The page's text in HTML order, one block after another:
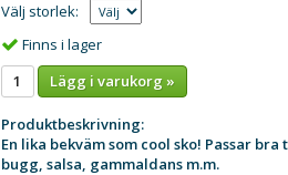
Välj storlek:
Finns i lager
Lägg i varukorg »
Produktbeskrivning:
En lika bekväm som cool sko! Passar
bugg, salsa, gammaldans m.m.